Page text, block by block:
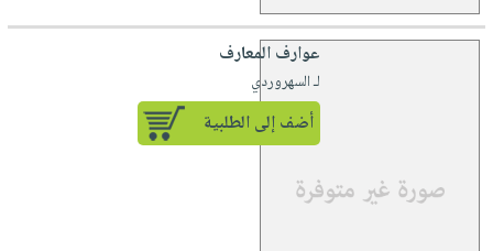
عوارف المعارف
لـ السهروردي
أضف إلى الطلبية